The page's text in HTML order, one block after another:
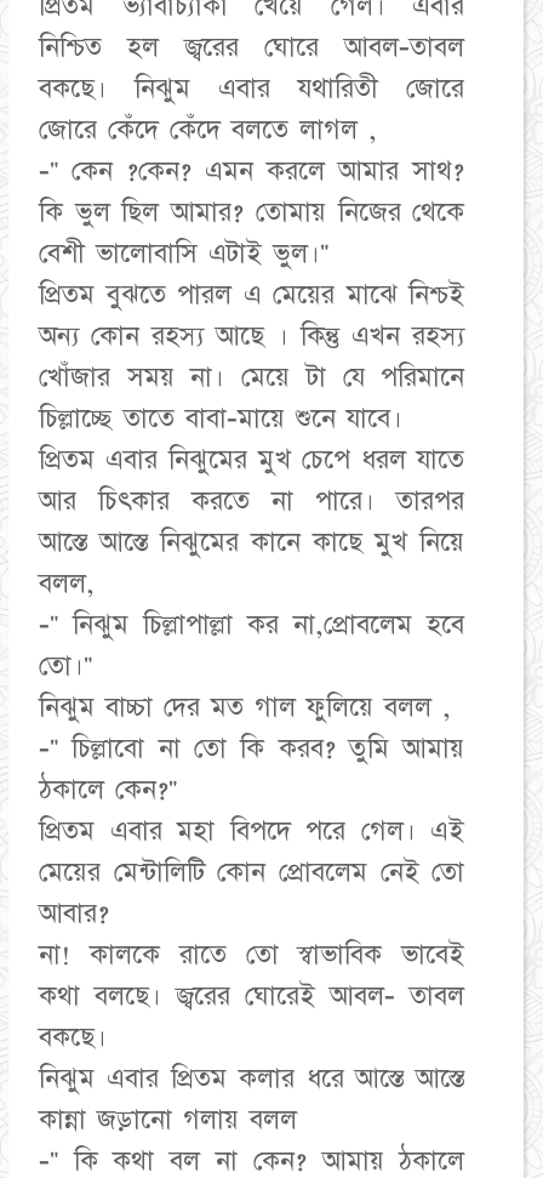
নিশ্চিত হল জ্বরের ঘোরে আবল-তাবল
বকছে। নিঝুম এবার যথারিতী জোরে
জোরে কেঁদে কেঁদে বলতে লাগল ,
-" কেন ?কেন? এমন করলে আমার সাথ?
কি ভুল ছিল আমার? তোমায় নিজের থেকে
বেশী ভালোবাসি এটাই ভুল।"
প্রিতম বুঝতে পারল এ মেয়ের মাঝে নিশ্চই
অন্য কোন রহস্য আছে । কিন্তু এখন রহস্য
খোঁজার সময় না। মেয়ে টা যে পরিমানে
চিল্লাচ্ছে তাতে বাবা-মায়ে শুনে যাবে।
প্রিতম এবার নিঝুমের মুখ চেপে ধরল যাতে
আর চিৎকার করতে না পারে। তারপর
আস্তে আস্তে নিঝুমের কানে কাছে মুখ নিয়ে
বলল,
-" নিঝুম চিল্লাপাল্লা কর না,প্রোবলেম হবে
তো।"
নিঝুম বাচ্চা দের মত গাল ফুলিয়ে বলল ,
-" চিল্লাবো না তো কি করব? তুমি আমায়
ঠকালে কেন?"
প্রিতম এবার মহা বিপদে পরে গেল। এই
মেয়ের মেন্টালিটি কোন প্রোবলেম নেই তো
আবার?
না! কালকে রাতে তো স্বাভাবিক ভাবেই
কথা বলছে। জ্বরের ঘোরেই আবল- তাবল
বকছে।
নিঝুম এবার প্রিতম কলার ধরে আস্তে আস্তে
কান্না জড়ানো গলায় বলল
-" কি কথা বল না কেন? আমায় ঠকালে